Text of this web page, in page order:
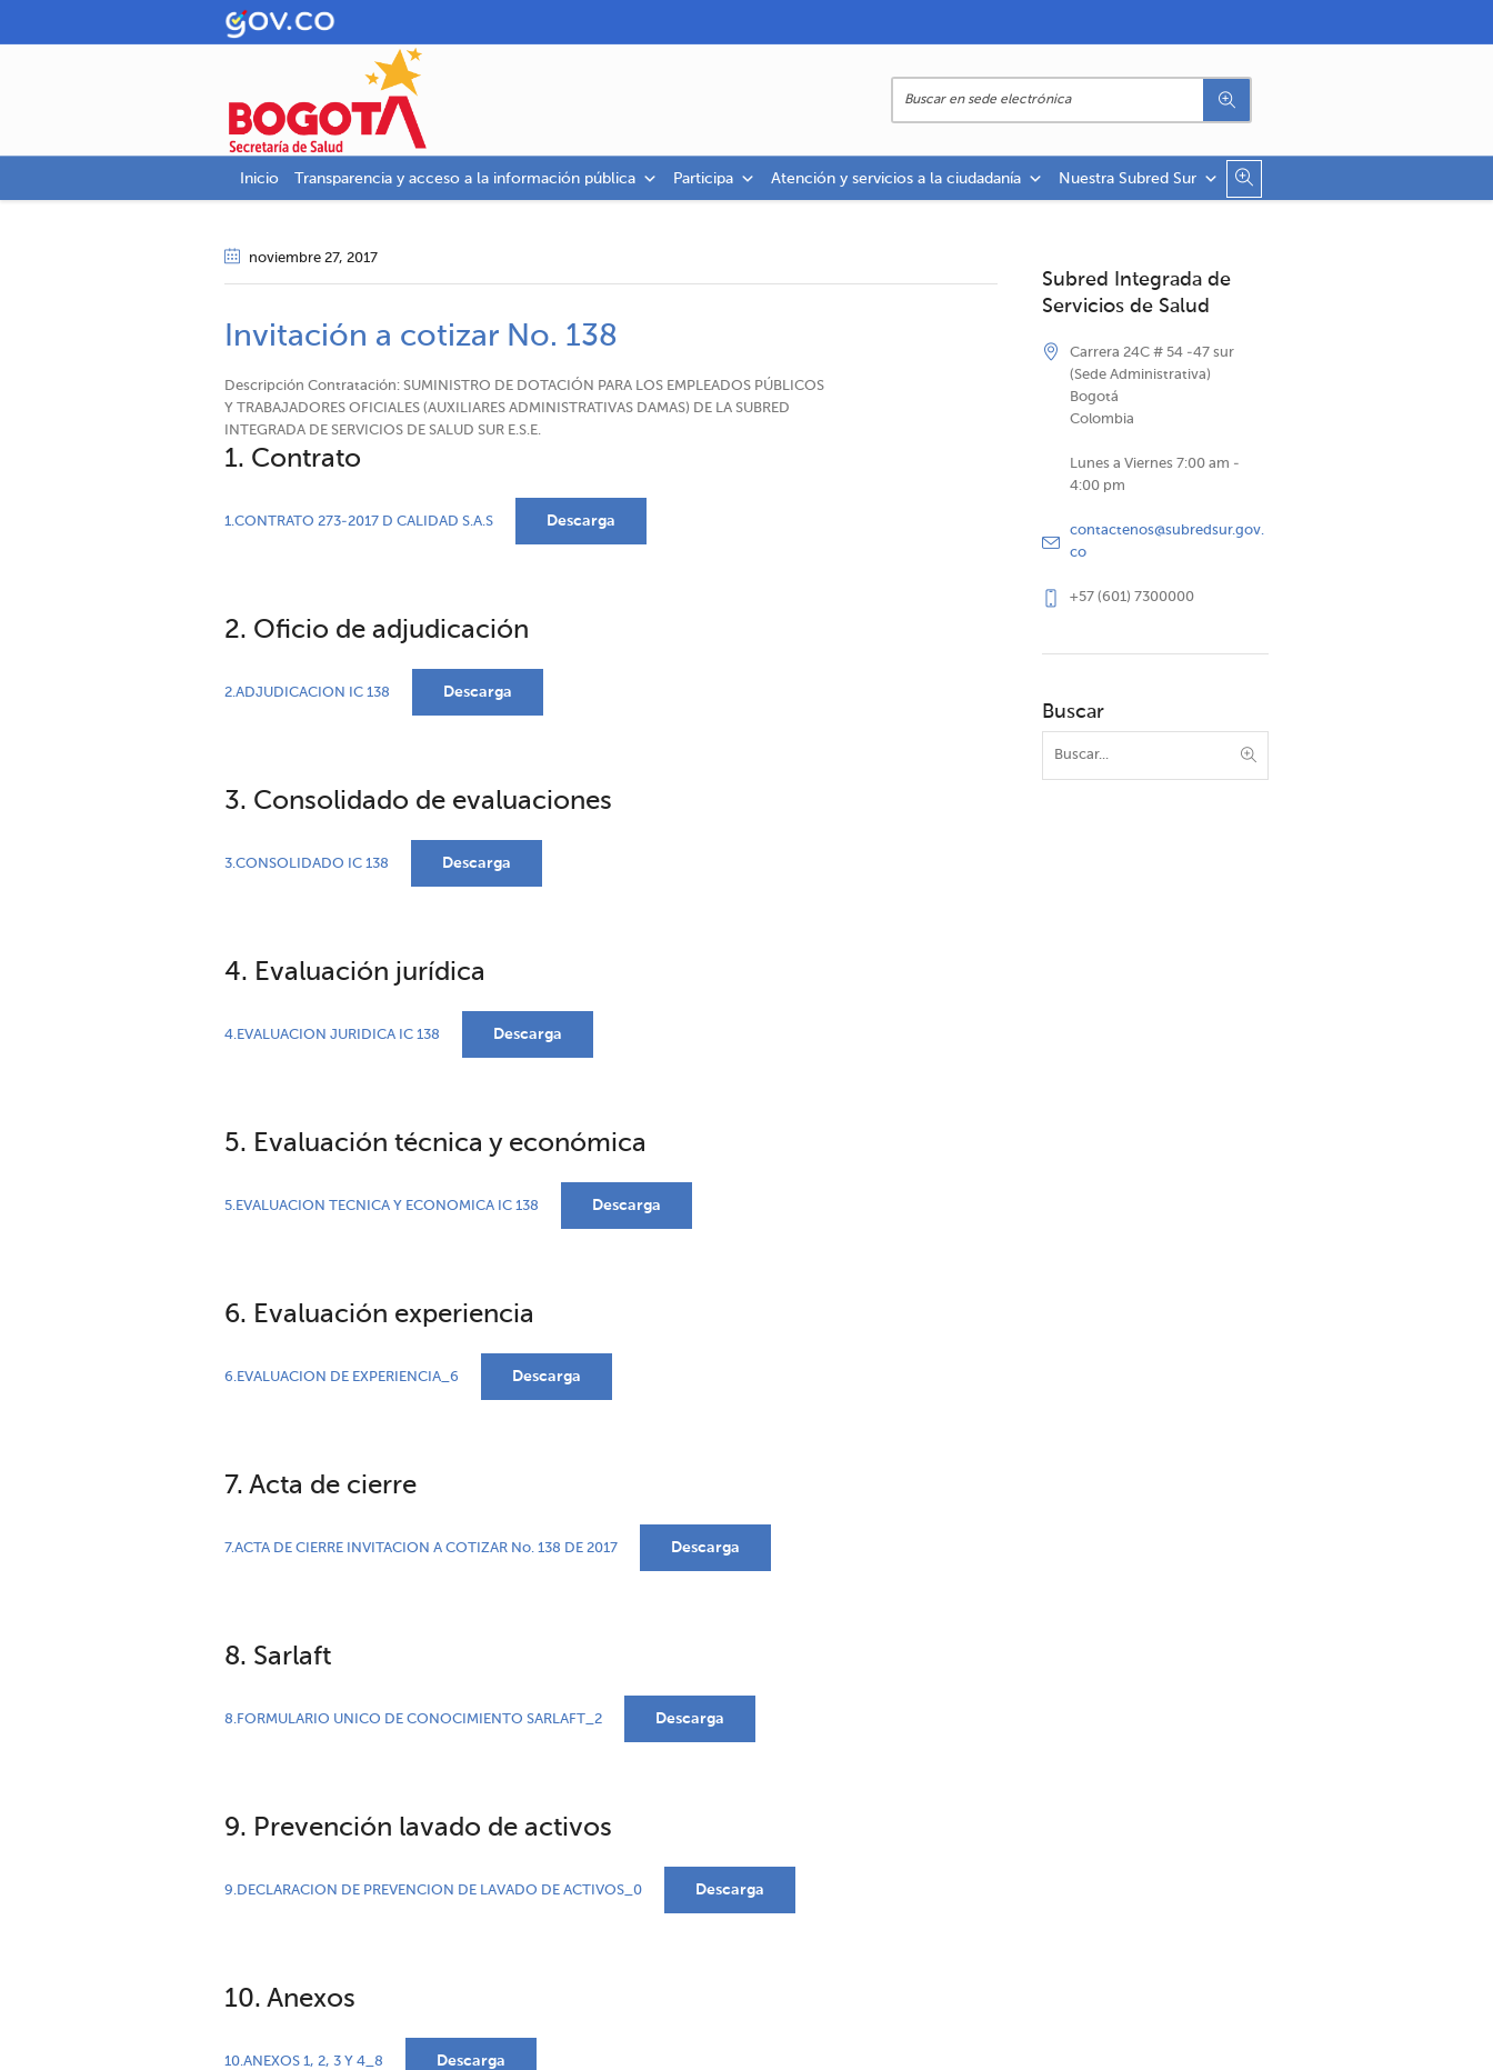
Inicio Transparencia y acceso a la información pública Participa Atención y servicios a la ciudadanía Nuestra Subred Sur
noviembre 27, 2017
Invitación a cotizar No. 138
Descripción Contratación: SUMINISTRO DE DOTACIÓN PARA LOS EMPLEADOS PÚBLICOS
Y TRABAJADORES OFICIALES (AUXILIARES ADMINISTRATIVAS DAMAS) DE LA SUBRED
INTEGRADA DE SERVICIOS DE SALUD SUR E.S.E.
1. Contrato
1.CONTRATO 273-2017 D CALIDAD S.A.S Descarga
2. Oficio de adjudicación
2.ADJUDICACION IC 138 Descarga
3. Consolidado de evaluaciones
3.CONSOLIDADO IC 138 Descarga
4. Evaluación jurídica
4.EVALUACION JURIDICA IC 138 Descarga
5. Evaluación técnica y económica
5.EVALUACION TECNICA Y ECONOMICA IC 138 Descarga
6. Evaluación experiencia
6.EVALUACION DE EXPERIENCIA_6 Descarga
7. Acta de cierre
7.ACTA DE CIERRE INVITACION A COTIZAR No. 138 DE 2017 Descarga
8. Sarlaft
8.FORMULARIO UNICO DE CONOCIMIENTO SARLAFT_2 Descarga
9. Prevención lavado de activos
9.DECLARACION DE PREVENCION DE LAVADO DE ACTIVOS_0 Descarga
10. Anexos
10.ANEXOS 1, 2, 3 Y 4_8 Descarga
Subred Integrada de
Servicios de Salud
Carrera 24C # 54 -47 sur
(Sede Administrativa)
Bogotá
Colombia
Lunes a Viernes 7:00 am -
4:00 pm
contactenos@subredsur.gov.
co
+57 (601) 7300000
Buscar